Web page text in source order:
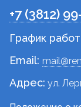
+7 (3812)
График
Email:
Адрес: ул.